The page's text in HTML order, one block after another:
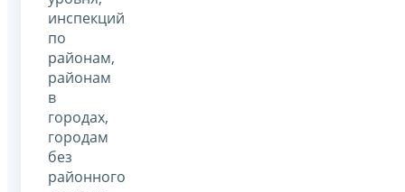
инспекций
по
районам,
районам
в
городах,
городам
без
районного